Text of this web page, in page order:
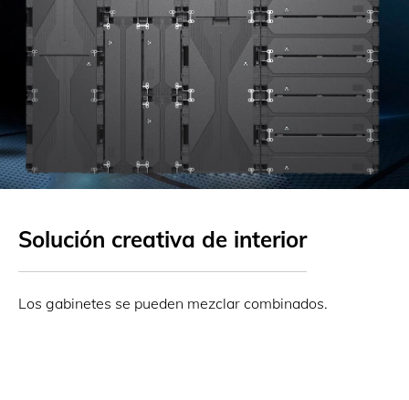
Solución creativa de interior
Los gabinetes se pueden mezclar combinados.